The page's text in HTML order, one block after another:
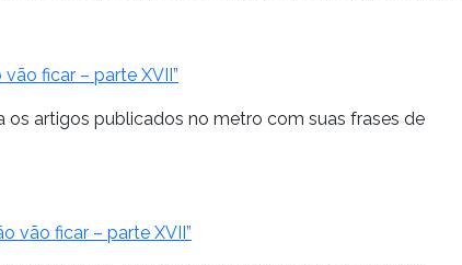
vão ficar – parte XVII”
os artigos publicados no metro com suas frases de
vão ficar – parte XVII”